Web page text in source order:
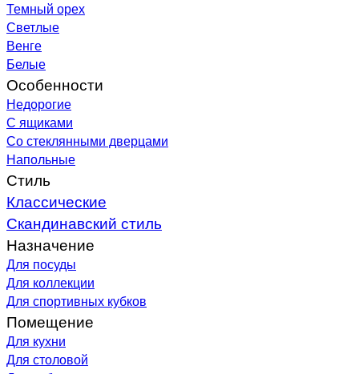
Темный орех
Светлые
Венге
Белые
Особенности
Недорогие
С ящиками
Со стеклянными дверцами
Напольные
Стиль
Классические
Скандинавский стиль
Назначение
Для посуды
Для коллекции
Для спортивных кубков
Помещение
Для кухни
Для столовой